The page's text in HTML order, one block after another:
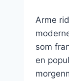
Arme
som
en